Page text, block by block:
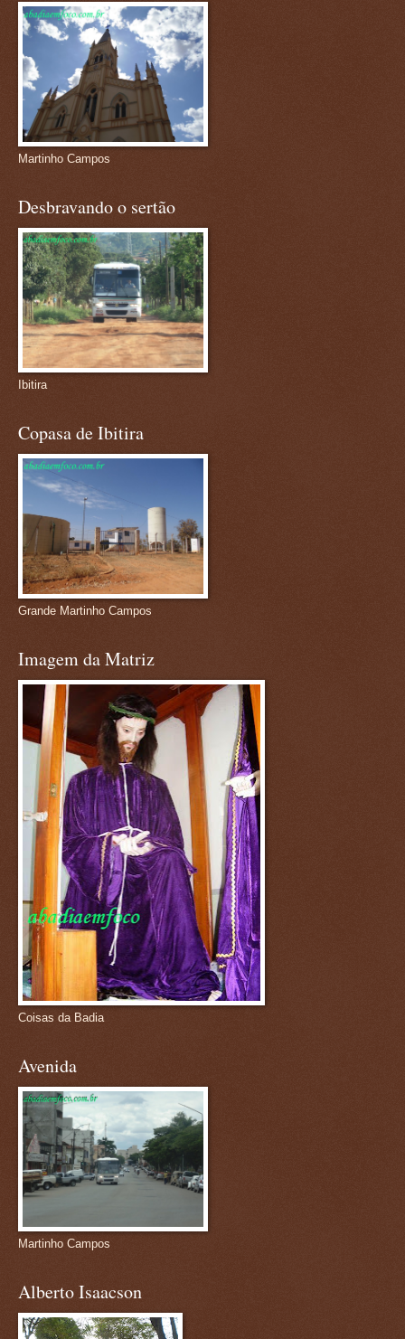
Martinho Campos
Desbravando o sertão
Ibitira
Copasa de Ibitira
Grande Martinho Campos
Imagem da Matriz
Coisas da Badia
Avenida
Martinho Campos
Alberto Isaacson